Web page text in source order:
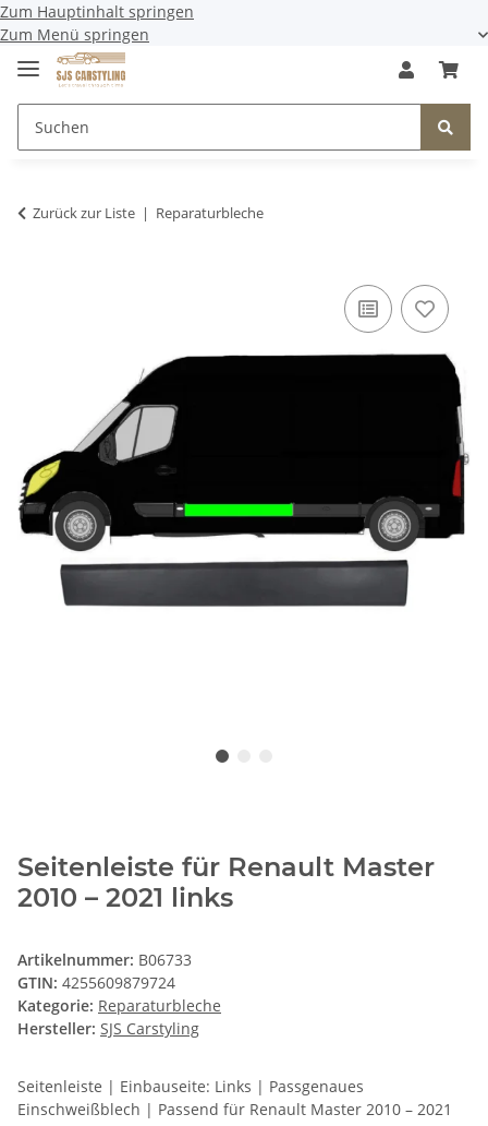
Zum Hauptinhalt springen
Zum Menü springen
Zurück zur Liste Reparaturbleche
Seitenleiste für Renault Master
2010 – 2021 links
Artikelnummer: B06733
GTIN: 4255609879724
Kategorie: Reparaturbleche
Hersteller: SJS Carstyling
Seitenleiste | Einbauseite: Links | Passgenaues
Einschweißblech | Passend für Renault Master 2010 – 2021